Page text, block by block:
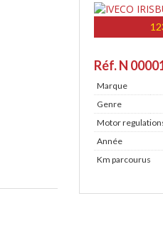
Réf. N
Marque
Genre
Motor
Année
Km parcourus